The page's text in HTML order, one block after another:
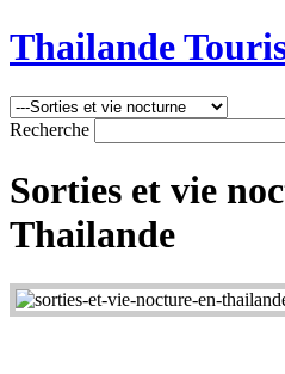
Thailande
Recherche
Sorties et vie
Thailande